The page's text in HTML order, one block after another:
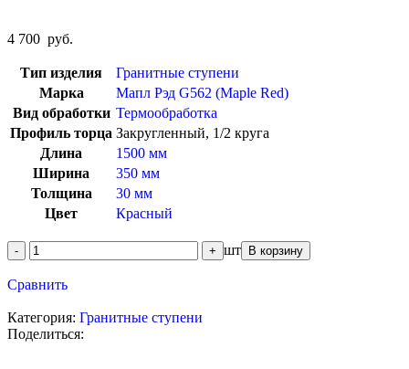
4 700 руб.
Тип изделия
Гранитные ступени
Марка
Мапл Рэд G562 (Maple Red)
Вид обработки Термообработка
Профиль торца Закругленный, 1/2 круга
Длина
1500 мм
Ширина
350 мм
Толщина
30 мм
Цвет
Красный
шт В корзину
Сравнить
Категория: Гранитные ступени
Поделиться: